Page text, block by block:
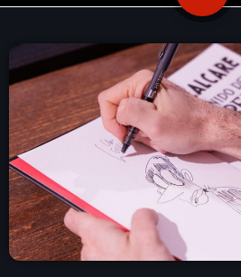
INICIO
NOTAS
PROGRAMACIÓN
LOCUCIÓN (TALENTO AL AIRE)
COMUNÍCATE